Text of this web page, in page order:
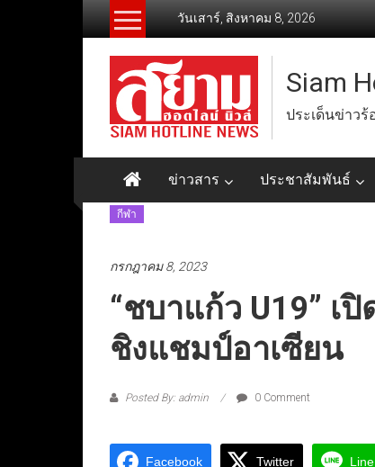
วันเสาร์, สิงหาคม 8, 2026
Siam
ประเด็นข่าว
ข่าวสาร ประชาสัมพันธ์
กีฬา
กรกฎาคม 8, 2023
“ชบาแก้ว U19”
ชิงแชมป์อาเซียน
Posted By: admin 0 Comment
Facebook Twitter Line